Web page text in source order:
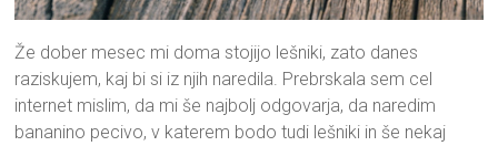
Že dober mesec mi doma stojijo lešniki, zato danes
raziskujem, kaj bi si iz njih naredila. Prebrskala sem cel
internet mislim, da mi še najbolj odgovarja, da naredim
bananino pecivo, v katerem bodo tudi lešniki in še nekaj